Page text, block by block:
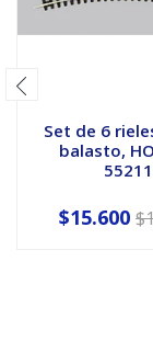
Set de 6
balasto,
55211
$15.600